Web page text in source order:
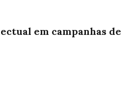
em campanhas de